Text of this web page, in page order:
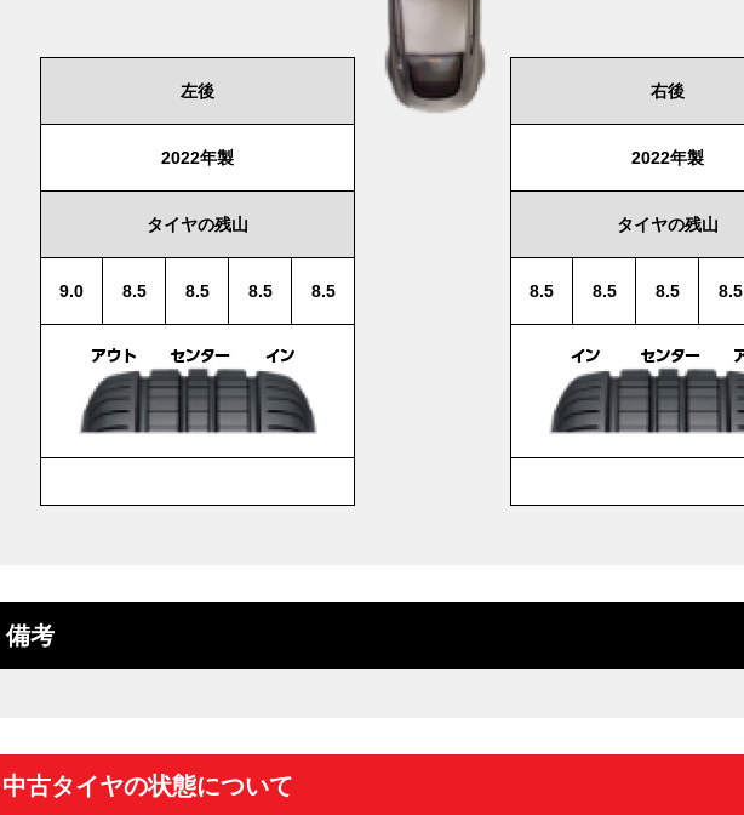
左後
2022年製
タイヤの残山
9.0 8.5 8.5 8.5 8.5
右後
2022年製
タイヤの残山
8.5 8.5 8.5 8.5
備考
中古タイヤの状態について